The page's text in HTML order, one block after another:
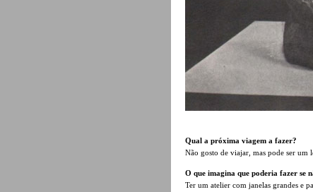
Qual a próxima viagem a fazer?
Não gosto de viajar, mas pode ser um
O que imagina que poderia fazer se
Ter um atelier com janelas grandes e